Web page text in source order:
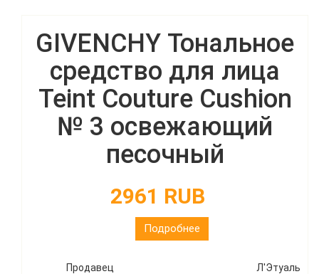
GIVENCHY Тональное
средство для лица
Teint Couture Cushion
№ 3 освежающий
песочный
2961 RUB
Подробнее
Продавец Л'Этуаль